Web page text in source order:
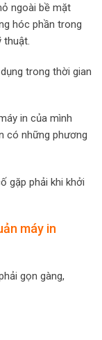
ngoài bề mặt
hóc phần trong
thuật.
trong thời gian
in của mình
có những phương
gặp phải khi khởi
máy in
gọn gàng,